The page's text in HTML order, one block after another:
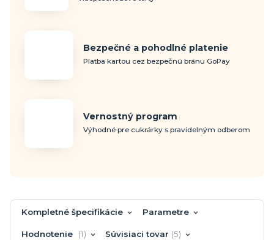
Bezpečné a pohodlné platenie
Platba kartou cez bezpečnú bránu GoPay
Vernostný program
Výhodné pre cukrárky s pravidelným odberom
Kompletné špecifikácie Parametre
Hodnotenie 1 Súvisiaci tovar 5